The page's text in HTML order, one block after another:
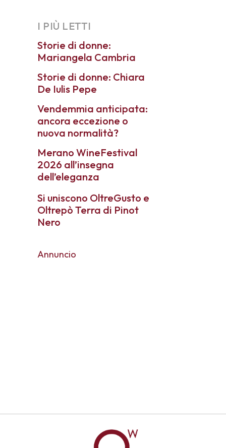
I PIÙ LETTI
Storie di donne:
Mariangela Cambria
Storie di donne: Chiara
De Iulis Pepe
Vendemmia anticipata:
ancora eccezione o
nuova normalità?
Merano WineFestival
2026 all’insegna
dell’eleganza
Si uniscono OltreGusto e
Oltrepò Terra di Pinot
Nero
Annuncio